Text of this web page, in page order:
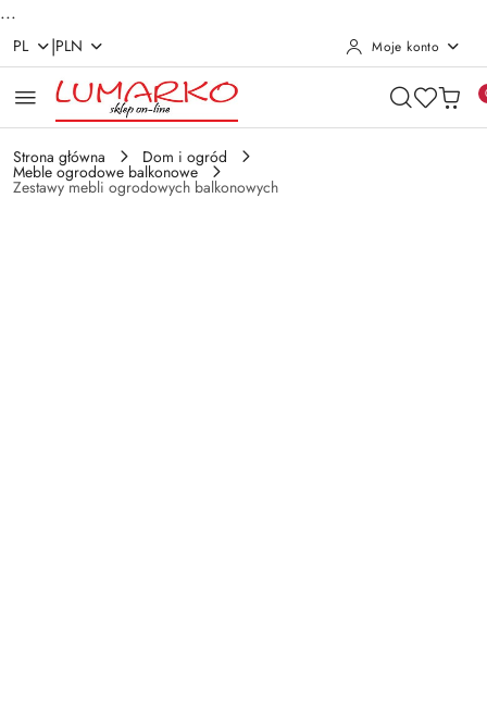
...
Przejdź do treści głównej
Przejdź do wyszukiwarki
Przejdź do moje konto
Przejdź do menu głównego
Przejdź do opisu produktu
Przejdź do stopki
PL |PLN Moje konto
Strona główna Dom i ogród
Meble ogrodowe balkonowe
Zestawy mebli ogrodowych balkonowych